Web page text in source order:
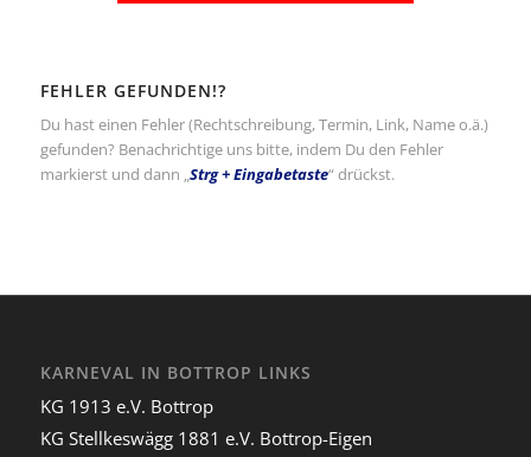
FEHLER GEFUNDEN!?
Du hast einen Fehler (Rechtschreibung, Termin, Link, Name o.ä.)
gefunden? Benachrichtige uns bitte, indem Du den Fehler
markierst und dann „Strg + Eingabetaste“ drückst.
KARNEVAL IN BOTTROP LINKS
KG 1913 e.V. Bottrop
KG Stellkeswägg 1881 e.V. Bottrop-Eigen